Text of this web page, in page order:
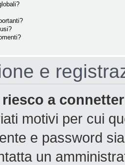
e
a
motivi per cui
e password
un